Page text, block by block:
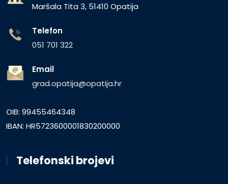
Maršala Tita 3, 51410 Opatija
Telefon
051 701 322
Email
grad.opatija@opatija.hr
OIB: 99455464348
IBAN: HR5723600001830200000
Telefonski brojevi